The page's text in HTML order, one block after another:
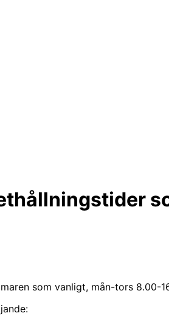
som vanligt, mån-tors 8.00-